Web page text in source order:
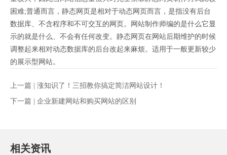
困难;普通而言，静态网页是相对于动态网页而言，是指没有后台
数据库、不含程序和不可交互的网页。网站制作师编的是什么它显
示的就是什么、不会有任何改变。静态网页在网站后期维护的时候
调整起来相对动态数据库的后台改起来麻烦。适用于一般更新较少
的展示型网站。
上一篇 | 涨知识了！三招教你搞定简洁网站设计！
下一篇 | 企业新建网站和购买网站的区别
相关资讯